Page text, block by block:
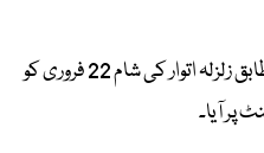
امریکی جیولوجیکل سروے کے مطابق زلزلہ اتوار کی شام 22 فروری کو